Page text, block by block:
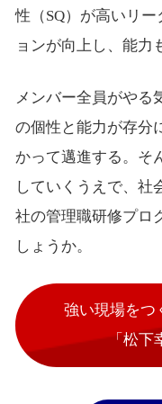
性（SQ）が高いリ
ョンが向上し、能力
メンバー全員がやる
の個性と能力が存分
かって邁進する。そ
していくうえで、社
社の管理職研修プロ
しょうか。
強い現場をつ
「松下